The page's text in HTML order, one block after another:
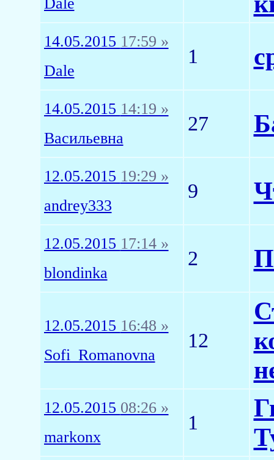
14.05.2015 17:59 »
Dale
1
14.05.2015 14:19 »
Васильевна
27
12.05.2015 19:29 »
andrey333
9
12.05.2015 17:14 »
blondinka
2
12.05.2015 16:48 »
Sofi_Romanovna
12
12.05.2015 08:26 »
markonx
1